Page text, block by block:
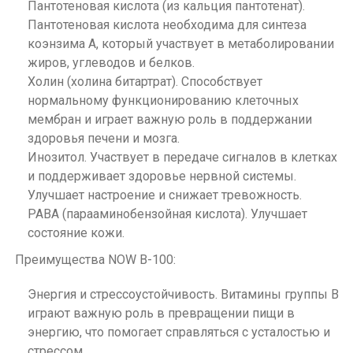
Пантотеновая кислота (из кальция пантотенат).
Пантотеновая кислота необходима для синтеза
коэнзима А, который участвует в метаболировании
жиров, углеводов и белков.
Холин (холина битартрат). Способствует
нормальному функционированию клеточных
мембран и играет важную роль в поддержании
здоровья печени и мозга.
Инозитол. Участвует в передаче сигналов в клетках
и поддерживает здоровье нервной системы.
Улучшает настроение и снижает тревожность.
PABA (парааминобензойная кислота). Улучшает
состояние кожи.
Преимущества NOW B-100:
Энергия и стрессоустойчивость. Витамины группы B
играют важную роль в превращении пищи в
энергию, что помогает справляться с усталостью и